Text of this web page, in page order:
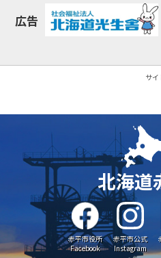
広告
サ
北海道
赤平市役所
Facebook
赤平市公式
Instagram